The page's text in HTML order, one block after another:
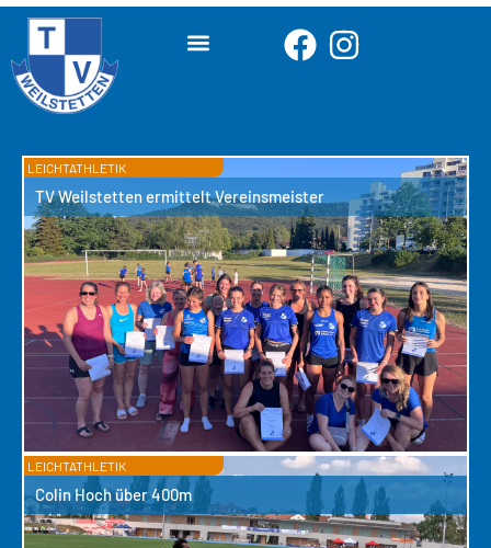
LEICHTATHLETIK
TV Weilstetten ermittelt Vereinsmeister
LEICHTATHLETIK
Colin Hoch über 400m